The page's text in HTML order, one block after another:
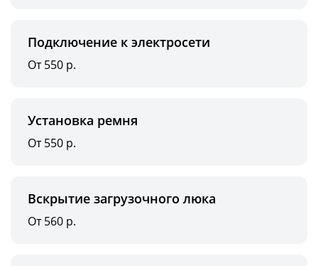
Подключение к электросети
От 550 р.
Установка ремня
От 550 р.
Вскрытие загрузочного люка
От 560 р.